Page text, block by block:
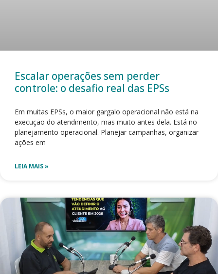
Escalar operações sem perder
controle: o desafio real das EPSs
Em muitas EPSs, o maior gargalo operacional não está na
execução do atendimento, mas muito antes dela. Está no
planejamento operacional. Planejar campanhas, organizar
ações em
LEIA MAIS »